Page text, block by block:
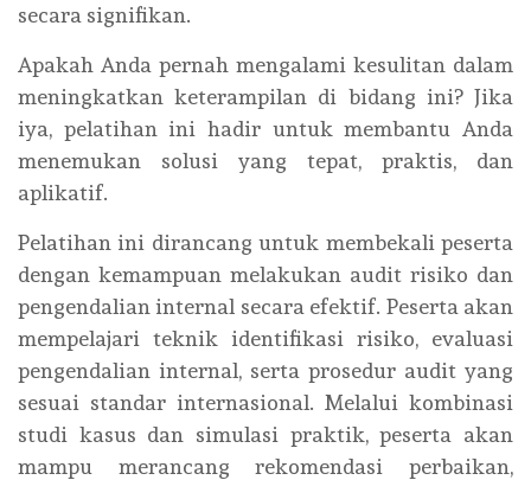
secara signifikan.
Apakah Anda pernah mengalami kesulitan dalam
meningkatkan keterampilan di bidang ini? Jika
iya, pelatihan ini hadir untuk membantu Anda
menemukan solusi yang tepat, praktis, dan
aplikatif.
Pelatihan ini dirancang untuk membekali peserta
dengan kemampuan melakukan audit risiko dan
pengendalian internal secara efektif. Peserta akan
mempelajari teknik identifikasi risiko, evaluasi
pengendalian internal, serta prosedur audit yang
sesuai standar internasional. Melalui kombinasi
studi kasus dan simulasi praktik, peserta akan
mampu merancang rekomendasi perbaikan,